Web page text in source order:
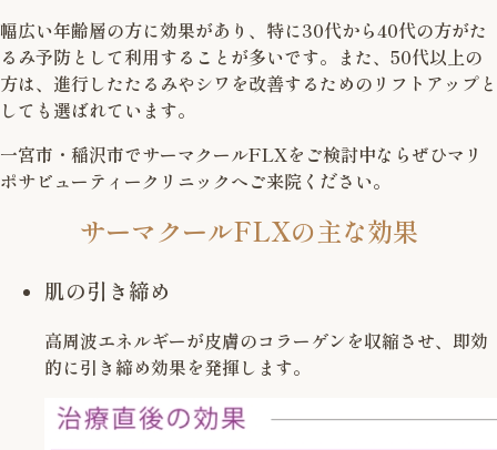
幅広い年齢層の方に効果があり、特に30代から40代の方がた
るみ予防として利用することが多いです。また、50代以上の
方は、進行したたるみやシワを改善するためのリフトアップと
しても選ばれています。
一宮市・稲沢市でサーマクールFLXをご検討中ならぜひマリ
ポサビューティークリニックへご来院ください。
サーマクールFLXの主な効果
肌の引き締め
高周波エネルギーが皮膚のコラーゲンを収縮させ、即効
的に引き締め効果を発揮します。